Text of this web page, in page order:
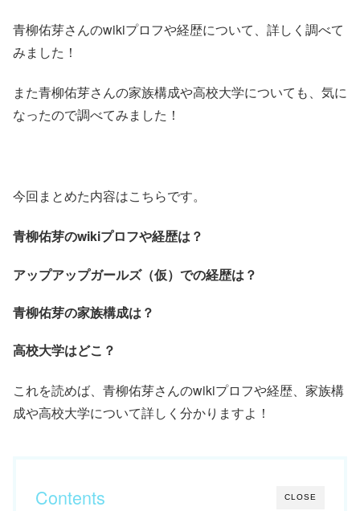
青柳佑芽さんのwikiプロフや経歴について、詳しく調べて
みました！
また青柳佑芽さんの家族構成や高校大学についても、気に
なったので調べてみました！
今回まとめた内容はこちらです。
青柳佑芽のwikiプロフや経歴は？
アップアップガールズ（仮）での経歴は？
青柳佑芽の家族構成は？
高校大学はどこ？
これを読めば、青柳佑芽さんのwikiプロフや経歴、家族構
成や高校大学について詳しく分かりますよ！
CLOSE
Contents